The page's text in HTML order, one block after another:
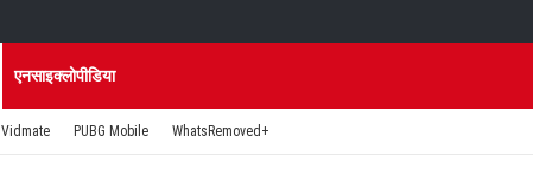
एनसाइक्लोपीडिया
Vidmate PUBG Mobile WhatsRemoved+